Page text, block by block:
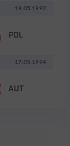
19.05.1992
POL
17.05.1994
AUT